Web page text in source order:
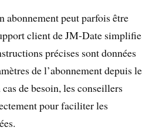
abonnement peut parfois être
client de JM-Date simplifie
précises sont données
de l’abonnement depuis le
de besoin, les conseillers
pour faciliter les